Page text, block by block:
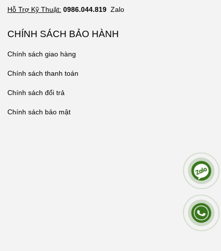
Hỗ Trợ Kỹ Thuật: 0986.044.819 Zalo
CHÍNH SÁCH BẢO HÀNH
Chính sách giao hàng
Chính sách thanh toán
Chính sách đổi trả
Chính sách bảo mật